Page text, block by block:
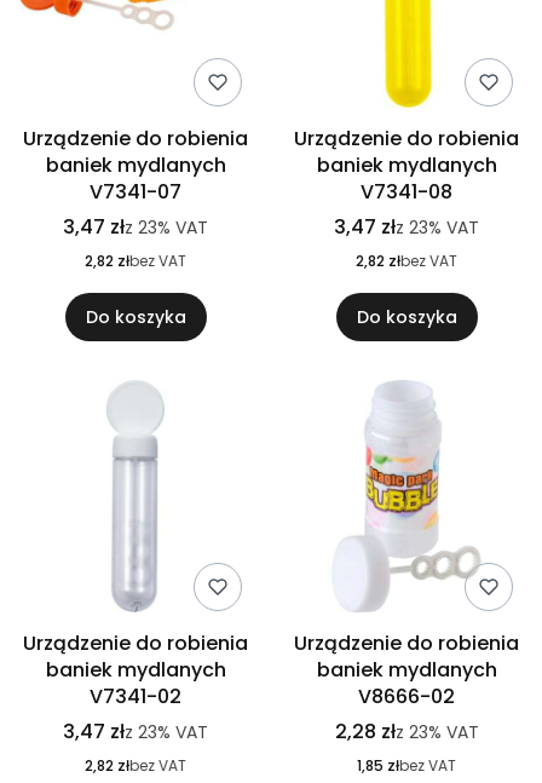
Urządzenie do robienia
baniek mydlanych
V7341-07
3,47 złz 23% VAT
2,82 złbez VAT
Do koszyka
Urządzenie do robienia
baniek mydlanych
V7341-08
3,47 złz 23% VAT
2,82 złbez VAT
Do koszyka
Urządzenie do robienia
baniek mydlanych
V7341-02
3,47 złz 23% VAT
2,82 złbez VAT
Urządzenie do robienia
baniek mydlanych
V8666-02
2,28 złz 23% VAT
1,85 złbez VAT